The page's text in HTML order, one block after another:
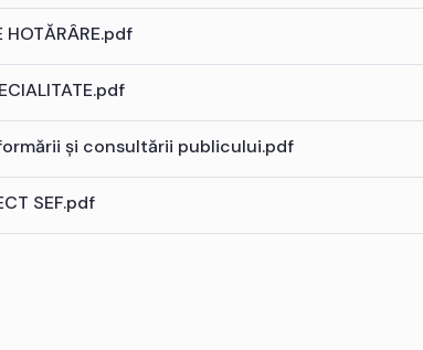
HOTĂRÂRE.pdf
și consultării publicului.pdf
SEF.pdf